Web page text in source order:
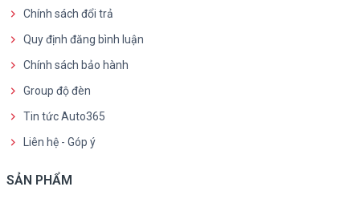
Chính sách đổi trả
Quy định đăng bình luận
Chính sách bảo hành
Group độ đèn
Tin tức Auto365
Liên hệ - Góp ý
SẢN PHẨM